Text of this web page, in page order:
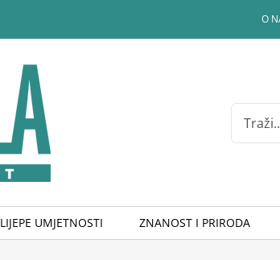
O
Search
for:
LIJEPE UMJETNOSTI ZNANOST I PRIRODA